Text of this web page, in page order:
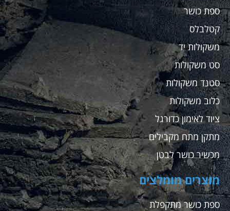
ספת כושר
קטלבלס
משקולות יד
סט משקולות
סטנד משקולות
כלוב משקולות
ציוד לאימון כדורגל
מתקן מתח מקבילים
מכשיר כושר לבטן
מוצרים מומלצים
ספת כושר מתקפלת